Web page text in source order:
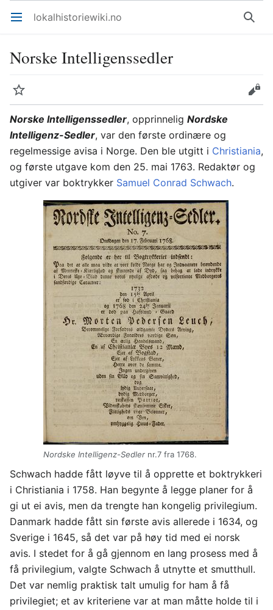
Åpne hovedmenyen lokalhistoriewiki.no Søk
Norske Intelligenssedler
Overvåk
Rediger
Norske Intelligenssedler, opprinnelig Nordske
Intelligenz-Sedler, var den første ordinære og
regelmessige avisa i Norge. Den ble utgitt i Christiania,
og første utgave kom den 25. mai 1763. Redaktør og
utgiver var boktrykker Samuel Conrad Schwach.
Nordske Intelligenz-Sedler nr.7 fra 1768.
Schwach hadde fått løyve til å opprette et boktrykkeri
i Christiania i 1758. Han begynte å legge planer for å
gi ut ei avis, men da trengte han kongelig privilegium.
Danmark hadde fått sin første avis allerede i 1634, og
Sverige i 1645, så det var på høy tid med ei norsk
avis. I stedet for å gå gjennom en lang prosess med å
få privilegium, valgte Schwach å utnytte et smutthull.
Det var nemlig praktisk talt umulig for ham å få
privilegiet; et av kriteriene var at man måtte holde til i